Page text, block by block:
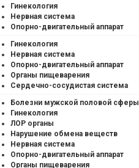
Гинекология
Нервная система
Опорно-двигательный аппарат
Гинекология
Нервная система
Опорно-двигательный аппарат
Органы пищеварения
Сердечно-сосудистая система
Болезни мужской половой сферы
Гинекология
ЛОР органы
Нарушение обмена веществ
Нервная система
Опорно-двигательный аппарат
Органы пищеварения